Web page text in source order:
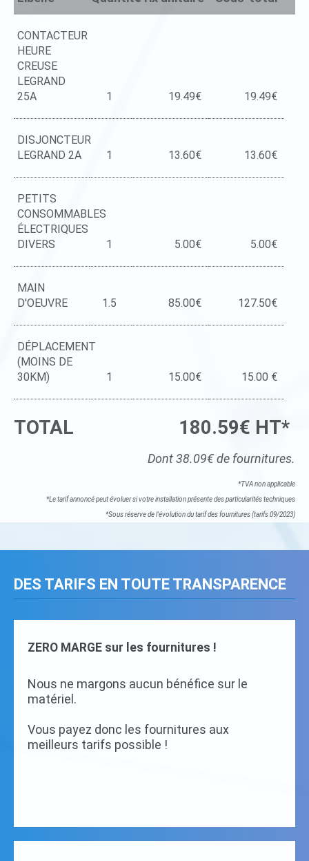
CONTACTEUR
HEURE
CREUSE
LEGRAND
25A
1 19.49€ 19.49€
DISJONCTEUR
LEGRAND 2A
1 13.60€ 13.60€
PETITS
CONSOMMABLES
ÉLECTRIQUES
DIVERS
1 5.00€ 5.00€
MAIN
D'OEUVRE
1.5 85.00€ 127.50€
DÉPLACEMENT
(MOINS DE
30KM)
1 15.00€ 15.00 €
TOTAL 180.59€ HT*
Dont 38.09€ de fournitures.
*TVA non applicable
*Le tarif annoncé peut évoluer si votre installation présente des particularités techniques
*Sous réserve de l'évolution du tarif des fournitures (tarifs 09/2023)
DES TARIFS EN TOUTE TRANSPARENCE
ZERO MARGE sur les fournitures !
Nous ne margons aucun bénéfice sur le
matériel.
Vous payez donc les fournitures aux
meilleurs tarifs possible !